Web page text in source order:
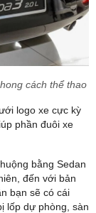
cách thể thao
logo xe cực kỳ
phần đuôi xe
bằng Sedan
đến với bản
bạn sẽ có cái
lốp dự phòng, sàn